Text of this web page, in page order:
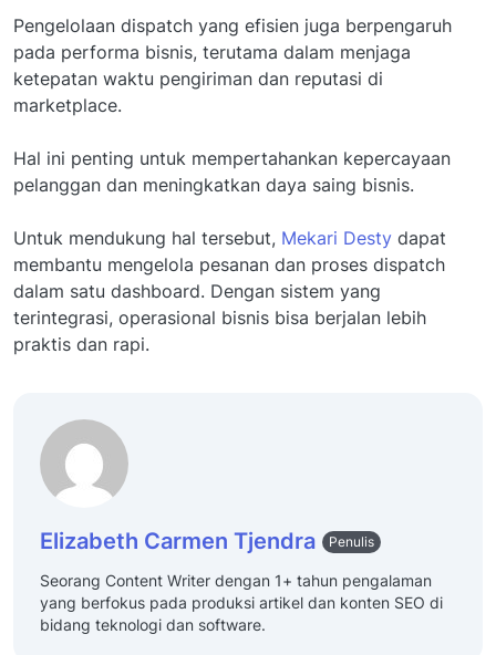
Pengelolaan dispatch yang efisien juga berpengaruh
pada performa bisnis, terutama dalam menjaga
ketepatan waktu pengiriman dan reputasi di
marketplace.
Hal ini penting untuk mempertahankan kepercayaan
pelanggan dan meningkatkan daya saing bisnis.
Untuk mendukung hal tersebut, Mekari Desty dapat
membantu mengelola pesanan dan proses dispatch
dalam satu dashboard. Dengan sistem yang
terintegrasi, operasional bisnis bisa berjalan lebih
praktis dan rapi.
Elizabeth Carmen Tjendra Penulis
Seorang Content Writer dengan 1+ tahun pengalaman
yang berfokus pada produksi artikel dan konten SEO di
bidang teknologi dan software.